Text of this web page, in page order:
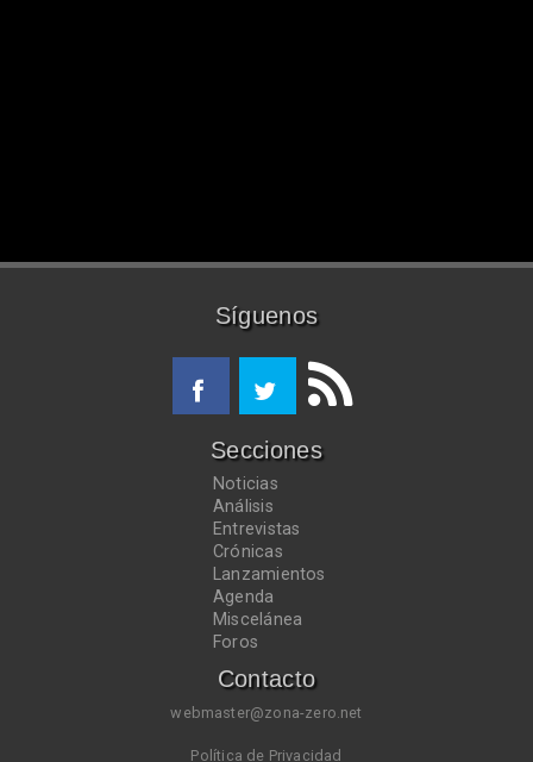
Síguenos
Secciones
Noticias
Análisis
Entrevistas
Crónicas
Lanzamientos
Agenda
Miscelánea
Foros
Contacto
webmaster@zona-zero.net
Política de Privacidad